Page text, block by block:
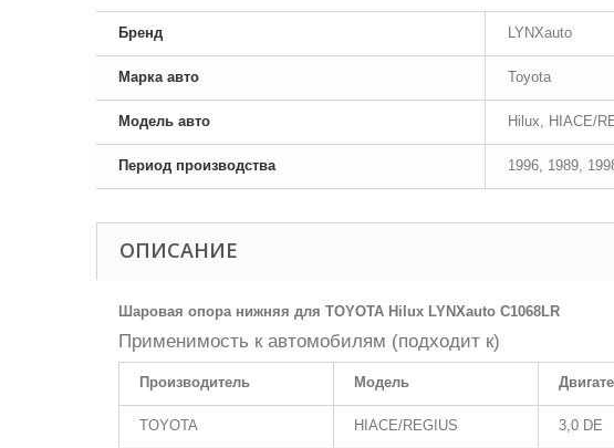
Бренд LYNXauto
Марка авто Toyota
Модель авто Hilux, HIACE/
Период производства 1996, 1989,
ОПИСАНИЕ
Шаровая опора нижняя для TOYOTA Hilux LYNXauto C1068LR
Применимость к автомобилям (подходит к)
Производитель Модель
TOYOTA HIACE/REGIUS 3,0 DE